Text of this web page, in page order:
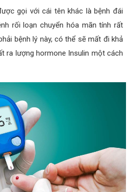
gọi với cái tên khác là bệnh đái
rối loạn chuyển hóa mãn tính rất
bệnh lý này, có thể sẽ mất đi khả
ra lượng hormone Insulin một cách